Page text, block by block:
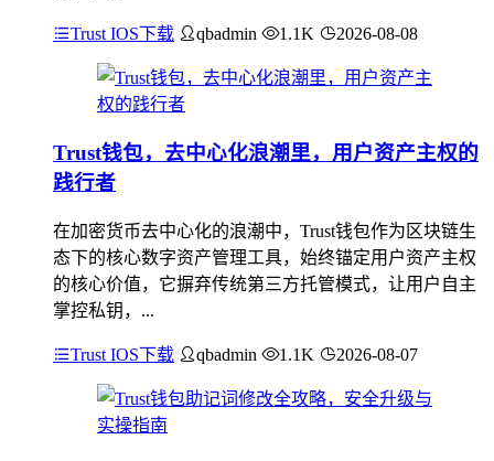
Trust IOS下载 qbadmin 1.1K 2026-08-08
Trust钱包，去中心化浪潮里，用户资产主权的
践行者
在加密货币去中心化的浪潮中，Trust钱包作为区块链生
态下的核心数字资产管理工具，始终锚定用户资产主权
的核心价值，它摒弃传统第三方托管模式，让用户自主
掌控私钥，...
Trust IOS下载 qbadmin 1.1K 2026-08-07